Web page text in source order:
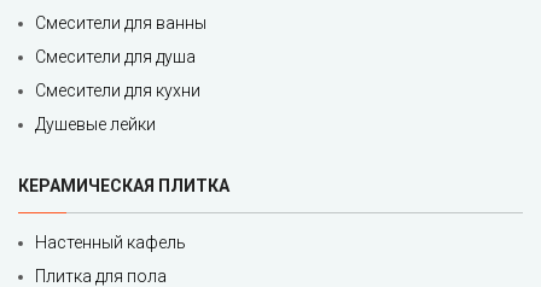
Смесители для ванны
Смесители для душа
Смесители для кухни
Душевые лейки
КЕРАМИЧЕСКАЯ ПЛИТКА
Настенный кафель
Плитка для пола